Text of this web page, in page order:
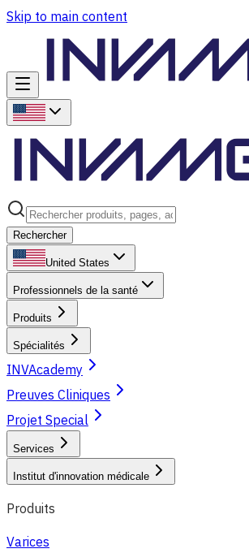
Skip to main content
Rechercher
United States
Professionnels de la santé
Produits
Spécialités
INVAcademy
Preuves Cliniques
Projet Special
Services
Institut d'innovation médicale
Produits
Varices